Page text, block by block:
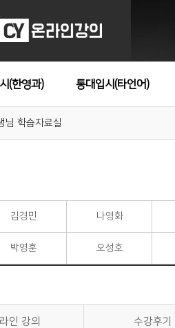
(한영과) 통대입시(타언어)
님 학습자료실
김경민 나영화
박영훈 오성호
인 강의 수강후기